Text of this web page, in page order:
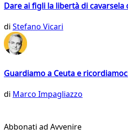
Dare ai figli la libertà di cavarsela
di Stefano Vicari
Guardiamo a Ceuta e
di Marco Impagliazzo
Abbonati ad Avvenire